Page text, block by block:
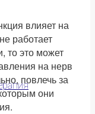
влияет на
работает
то это может
на нерв
повлечь за
они